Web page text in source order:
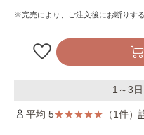
※完売により、ご注文後にお断りす
1～3
平均 5 （1件）